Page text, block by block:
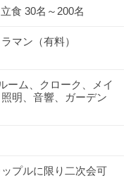
食 30名～200名
マン（有料）
ーム、クローク、メイ
明、音響、ガーデン
プルに限り二次会可